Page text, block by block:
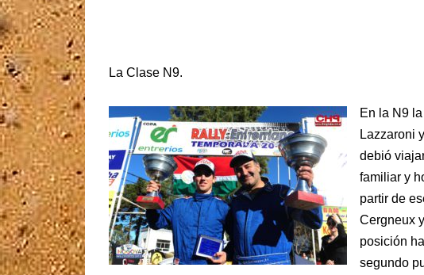
La Clase N9.
En la N9
Lazzaroni
debió
familiar y
partir de
Cergneux
posición
segundo